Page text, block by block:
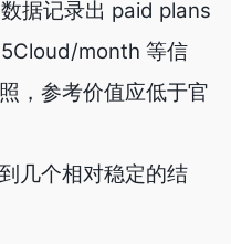
据记录出 paid plans
month 等信
，参考价值应低于官
几个相对稳定的结